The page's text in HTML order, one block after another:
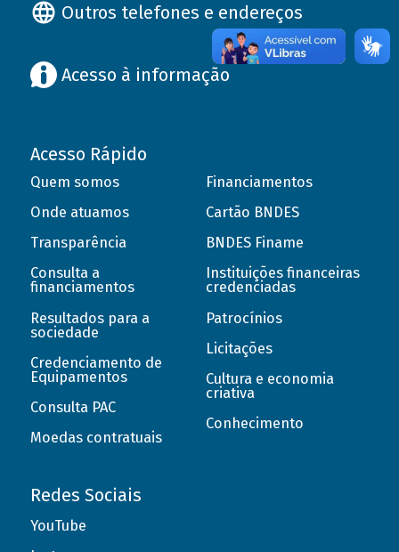
Outros telefones e endereços
Acesso à informação
Acesso Rápido
Quem somos
Onde atuamos
Transparência
Consulta a
financiamentos
Resultados para a
sociedade
Credenciamento de
Equipamentos
Consulta PAC
Moedas contratuais
Financiamentos
Cartão BNDES
BNDES Finame
Instituições financeiras
credenciadas
Patrocínios
Licitações
Cultura e economia
criativa
Conhecimento
Redes Sociais
YouTube